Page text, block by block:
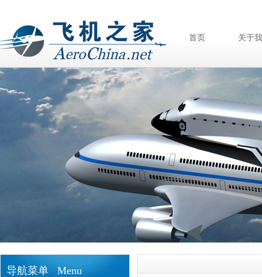
首页 关于
导航菜单 Menu